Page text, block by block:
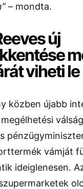
– mondta.
új
viheti le
közben újabb
vámját
ideiglenesen.